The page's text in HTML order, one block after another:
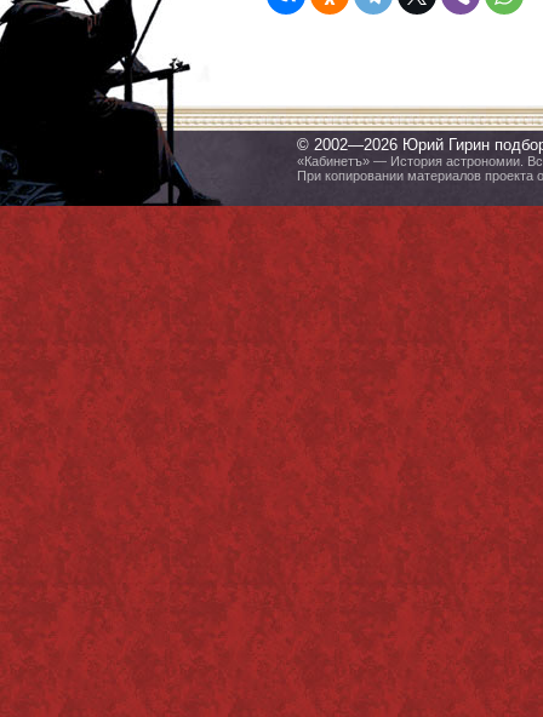
© 2002—2026 Юрий Гирин
«Кабинетъ» — История астрономии.
При копировании материалов проекта